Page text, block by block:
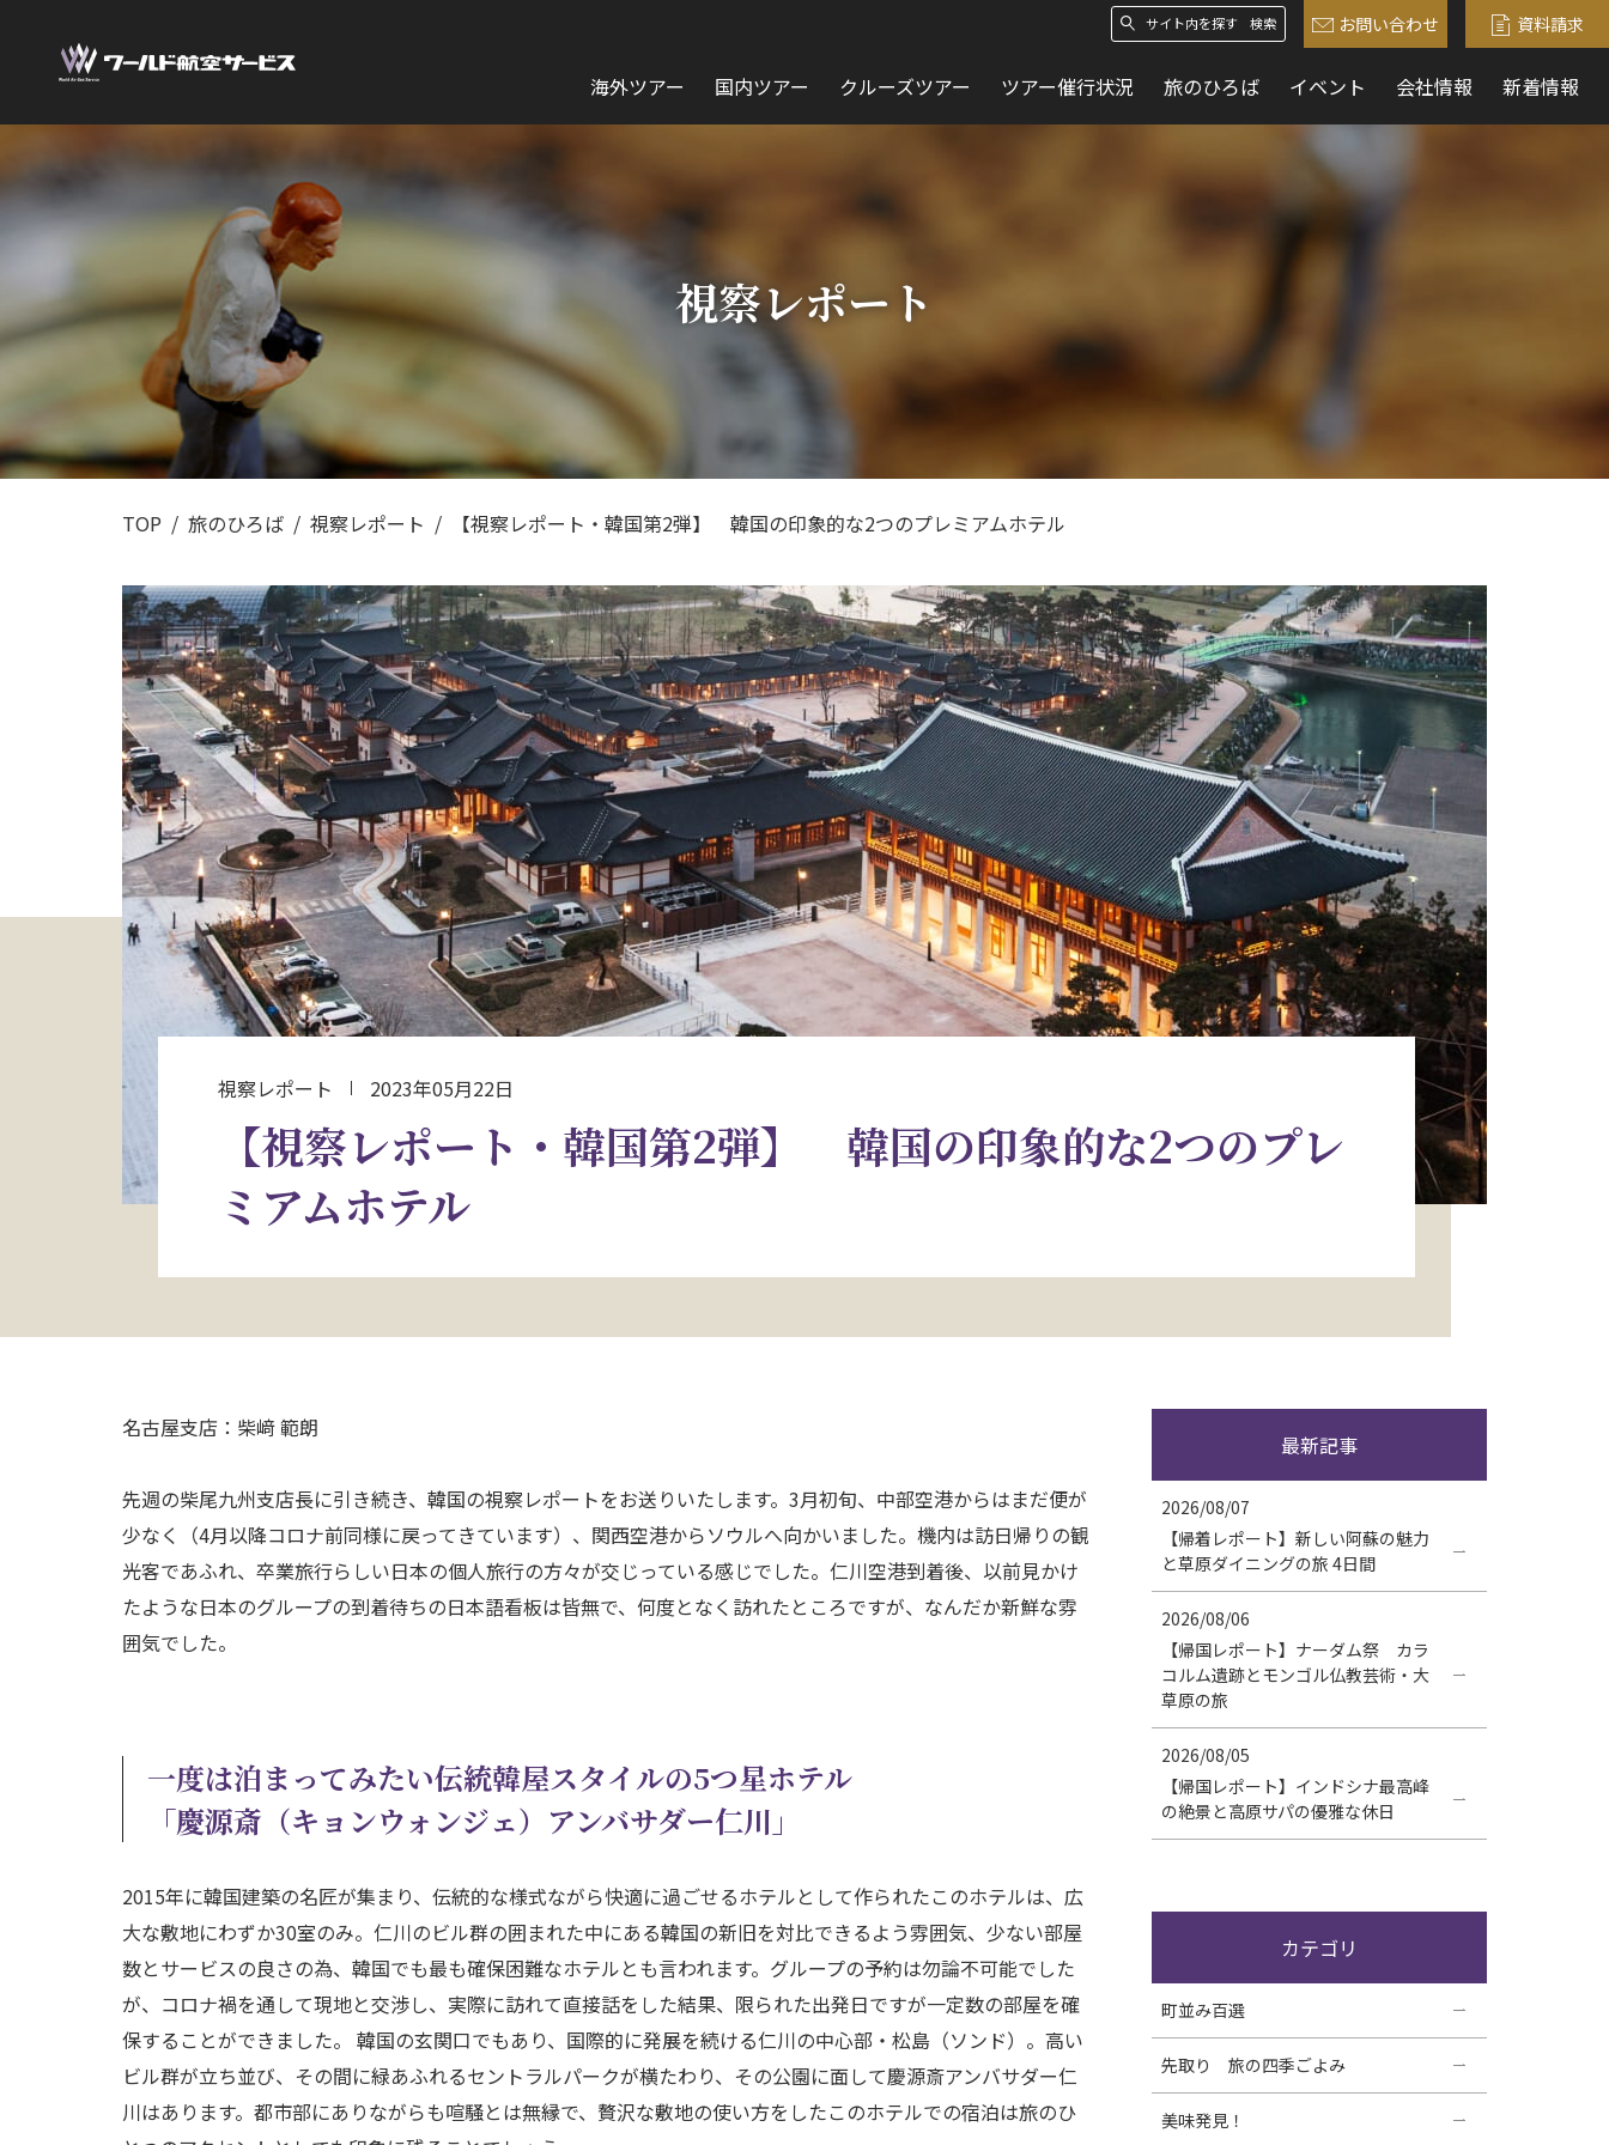
検索 お問い合わせ 資料請求
海外ツアー 国内ツアー クルーズツアー ツアー催行状況 旅のひろば イベント 会社情報 新着情報
視察レポート
TOP 旅のひろば 視察レポート 【視察レポート・韓国第2弾】 韓国の印象的な2つのプレミアムホテル
視察レポート 2023年05月22日
【視察レポート・韓国第2弾】 韓国の印象的な2つのプレ
ミアムホテル
名古屋支店：柴﨑 範朗
先週の柴尾九州支店長に引き続き、韓国の視察レポートをお送りいたします。3月初旬、中部空港からはまだ便が
少なく（4月以降コロナ前同様に戻ってきています）、関西空港からソウルへ向かいました。機内は訪日帰りの観
光客であふれ、卒業旅行らしい日本の個人旅行の方々が交じっている感じでした。仁川空港到着後、以前見かけ
たような日本のグループの到着待ちの日本語看板は皆無で、何度となく訪れたところですが、なんだか新鮮な雰
囲気でした。
一度は泊まってみたい伝統韓屋スタイルの5つ星ホテル
「慶源斎（キョンウォンジェ）アンバサダー仁川」
2015年に韓国建築の名匠が集まり、伝統的な様式ながら快適に過ごせるホテルとして作られたこのホテルは、広
大な敷地にわずか30室のみ。仁川のビル群の囲まれた中にある韓国の新旧を対比できるよう雰囲気、少ない部屋
数とサービスの良さの為、韓国でも最も確保困難なホテルとも言われます。グループの予約は勿論不可能でした
が、コロナ禍を通して現地と交渉し、実際に訪れて直接話をした結果、限られた出発日ですが一定数の部屋を確
保することができました。 韓国の玄関口でもあり、国際的に発展を続ける仁川の中心部・松島（ソンド）。高い
ビル群が立ち並び、その間に緑あふれるセントラルパークが横たわり、その公園に面して慶源斎アンバサダー仁
川はあります。都市部にありながらも喧騒とは無縁で、贅沢な敷地の使い方をしたこのホテルでの宿泊は旅のひ
最新記事
2026/08/07
【帰着レポート】新しい阿蘇の魅力
と草原ダイニングの旅 4日間
2026/08/06
【帰国レポート】ナーダム祭 カラ
コルム遺跡とモンゴル仏教芸術・大
草原の旅
2026/08/05
【帰国レポート】インドシナ最高峰
の絶景と高原サパの優雅な休日
カテゴリ
町並み百選
先取り 旅の四季ごよみ
美味発見！